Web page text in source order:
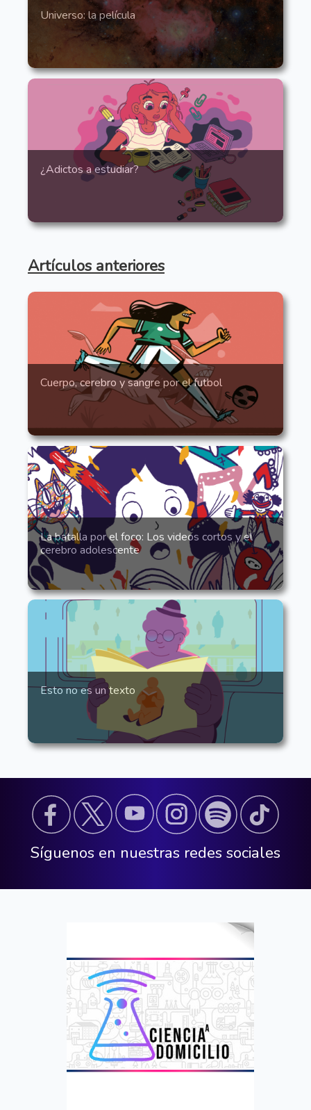
Universo: la película
¿Adictos a estudiar?
Artículos anteriores
Cuerpo, cerebro y sangre por el futbol
La batalla por el foco: Los videos cortos y el
cerebro adolescente
Esto no es un texto
Síguenos en nuestras redes sociales